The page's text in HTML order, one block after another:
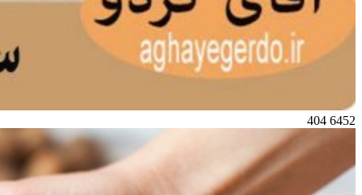
6452
404